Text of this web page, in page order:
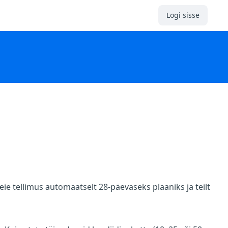
Logi sisse
tellimus automaatselt 28-päevaseks plaaniks ja teilt